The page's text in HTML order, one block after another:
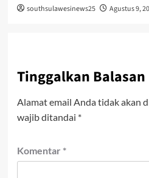
southsulawesinews25 Agustus 9,
Tinggalkan Balasan
Alamat email Anda tidak akan
wajib ditandai *
Komentar *